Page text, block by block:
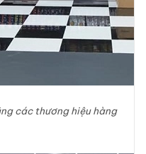
các thương hiệu hàng